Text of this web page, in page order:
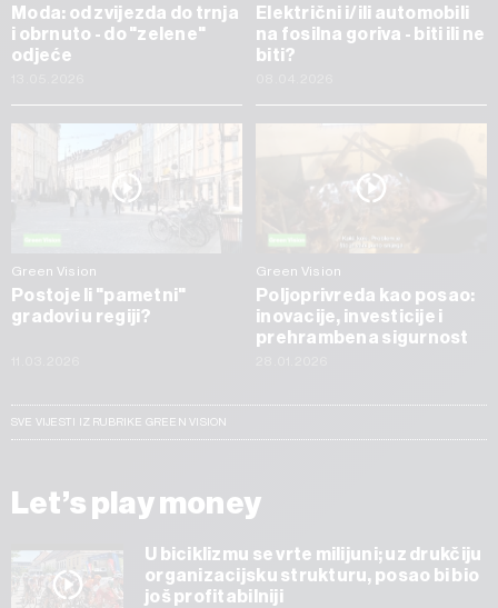
Moda: od zvijezda do trnja
i obrnuto - do "zelene"
odjeće
Električni i/ili automobili
na fosilna goriva - biti ili ne
biti?
Green Vision
Postoje li "pametni"
gradovi u regiji?
Green Vision
Poljoprivreda kao posao:
inovacije, investicije i
prehrambena sigurnost
SVE VIJESTI IZ RUBRIKE GREEN VISION
Let’s play money
U biciklizmu se vrte milijuni; uz drukčiju
organizacijsku strukturu, posao bi bio
još profitabilniji